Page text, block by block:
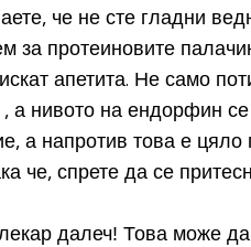
че не сте гладни
за протеиновите
апетита. Не само
а нивото на ендорфин
а напротив това е
спрете да се
далеч! Това може